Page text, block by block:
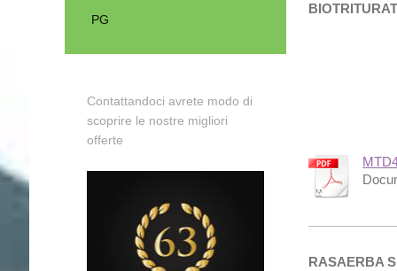
RASAERBA
PG
Contattandoci avrete modo di
scoprire le nostre migliori
offerte